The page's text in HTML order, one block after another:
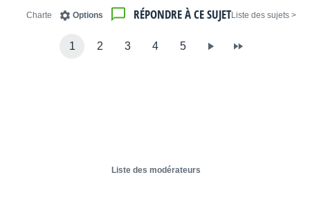
< Liste des sujets
RÉPONDRE À CE SUJET
Options
Charte
1 2 3 4 5
Liste des modérateurs